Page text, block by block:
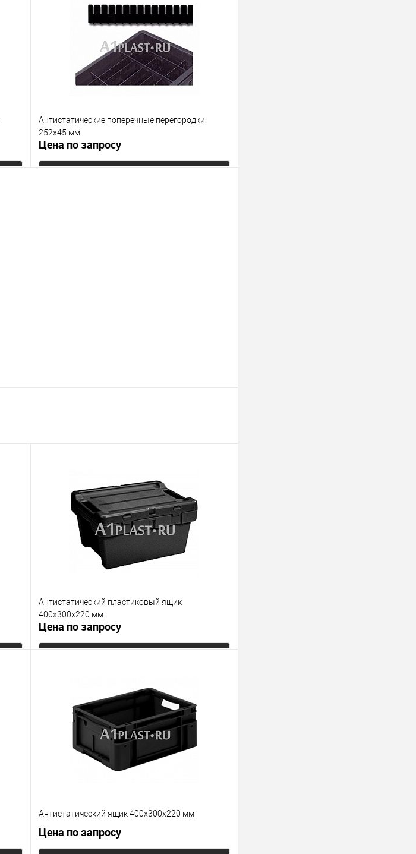
Антистатические поперечные перегородки
252х45 мм
Цена по запросу
Антистатический пластиковый ящик
400х300х220 мм
Цена по запросу
К сравнению
В избранное
Под заказ
Антистатический ящик 400х300х220 мм
Цена по запросу